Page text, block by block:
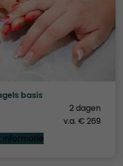
basis
2 dagen
v.a. € 269
informatie